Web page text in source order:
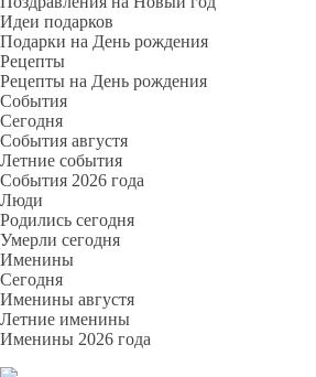
Идеи подарков
Подарки на День рождения
Рецепты
Рецепты на День рождения
События
Cегодня
События августя
Летние события
События 2026 года
Люди
Родились сегодня
Умерли сегодня
Именины
Cегодня
Именины августя
Летние именины
Именины 2026 года